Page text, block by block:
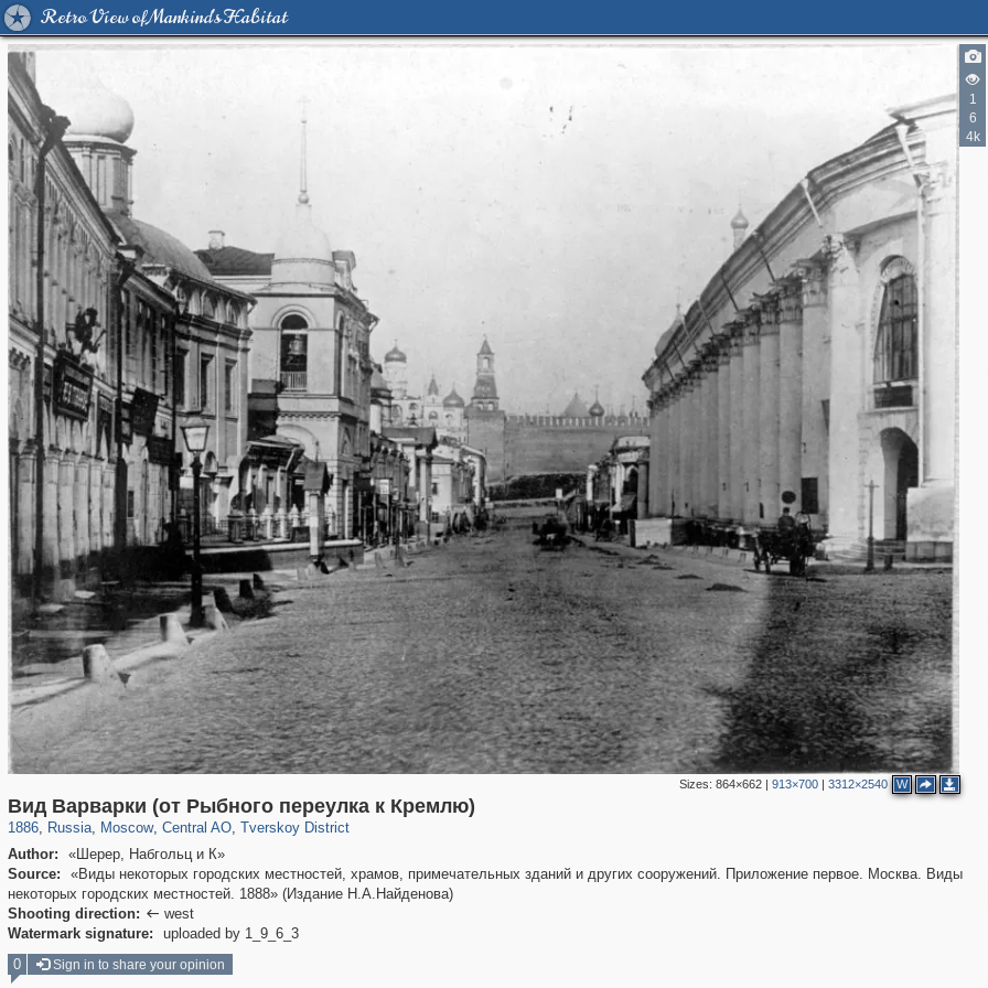
Retro View of Mankind's Habitat
1
6
4k
Sizes: 864×662| 913×700| 3312×2540 W
Вид Варварки (от Рыбного переулка к Кремлю)
1886, Russia
1,406,034 29,243
, Moscow
319,724 8,286
, Central AO
159,930 5,916
, Tverskoy District
53,016 2,283
Author:
«Шерер, Набгольц и К»
Source:
«Виды некоторых городских местностей, храмов, примечательных зданий и других сооружений. Приложение первое. Москва. Виды
некоторых городских местностей. 1888» (Издание Н.А.Найденова)
Shooting direction:  west
Watermark signature:
uploaded by 1_9_6_3
7
5
17
4
12
5
10
4
4
8
2
4
0 Sign in to share your opinion